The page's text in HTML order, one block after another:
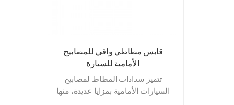
قابس مطاطي واقي للمصابيح
الأمامية للسيارة
تتميز سدادات المطاط لمصابيح
السيارات الأمامية بمزايا عديدة، منها